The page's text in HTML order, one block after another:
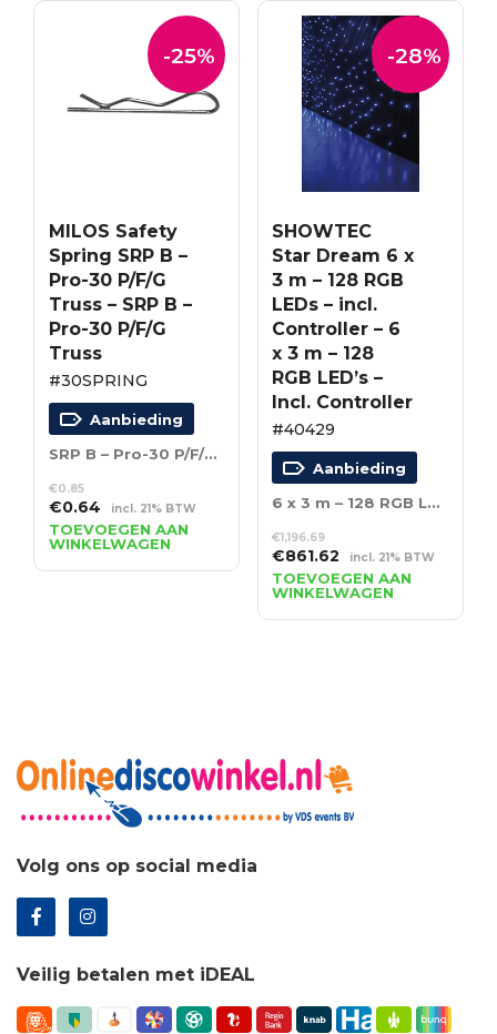
-25%
MILOS Safety
Spring SRP B –
Pro-30 P/F/G
Truss – SRP B –
Pro-30 P/F/G
Truss
#30SPRING
Aanbieding
SRP B – Pro-30 P/F/G Truss
€0.85
Oorspronkelijke
prijs
was:
€0.85.
€0.64Huidige
prijs
is:
€0.64.
incl. 21% BTW
TOEVOEGEN AAN
WINKELWAGEN
-28%
SHOWTEC
Star Dream 6 x
3 m – 128 RGB
LEDs – incl.
Controller – 6
x 3 m – 128
RGB LED’s –
Incl. Controller
#40429
Aanbieding
6 x 3 m – 128 RGB LED’s – Incl. Controller
€1,196.69
Oorspronkelijke
prijs
was:
€1,196.69.
€861.62 Huidige
prijs
is:
€861.62.
incl. 21% BTW
TOEVOEGEN AAN
WINKELWAGEN
Volg ons op social media
Veilig betalen met iDEAL